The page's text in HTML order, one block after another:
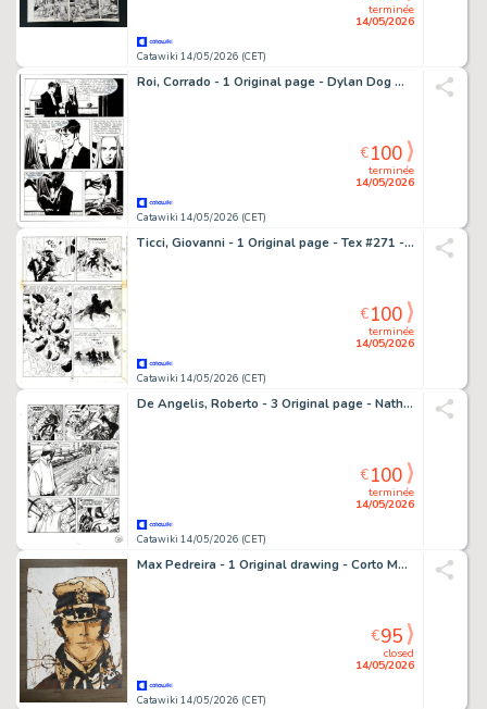
Catawiki 14/05/2026 (CET)
terminée
14/05/2026
Roi, Corrado - 1 Original page - Dylan Dog Maxi #14 - "Paranoia" - 2001
Catawiki 14/05/2026 (CET)
terminée
14/05/2026
€100
Ticci, Giovanni - 1 Original page - Tex #271 - "Bandoleros!" - 1983
Catawiki 14/05/2026 (CET)
terminée
14/05/2026
€100
De Angelis, Roberto - 3 Original page - Nathan Never #188 - "i figli dell'Apocalisse" - 2006
Catawiki 14/05/2026 (CET)
terminée
14/05/2026
€100
Max Pedreira - 1 Original drawing - Corto Maltese - Omaggio a Hugo Pratt - 2023
Catawiki 14/05/2026 (CET)
closed
14/05/2026
€95